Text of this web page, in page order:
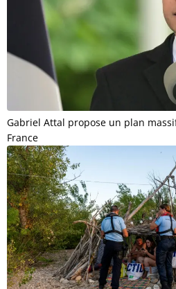
Gabriel Attal propose un plan
France